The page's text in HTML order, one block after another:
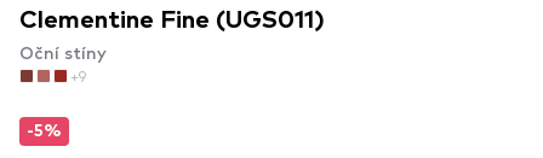
Clementine Fine (UGS011)
Oční stíny
+9
-5%